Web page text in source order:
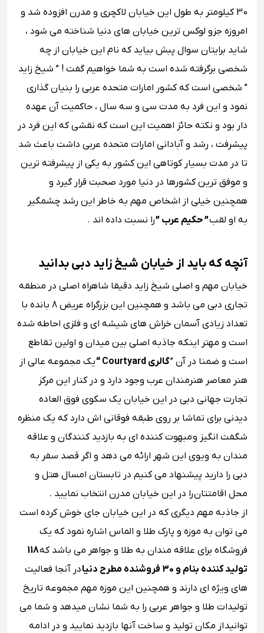
30 کیلومتر به طول این خیابان لاکچری و مدرن افزوده شد و
امروزه جزو لوکس ترین خیابان های دنیا شناخته می شود ،
شاید برایتان سوال پبش بیاید که نام این خیابان از چه
شخصی برگرفته شده است به شما خواهیم گفت ! ” شیخ زاید
” شخصی است که کشور امارات متحده عربی را بنیان گذاری
نمود و این فرد به مدت سی و سه سال ، حاکمیت آن عهده
دار بود و نکته حائز اهمیت این است که نقشی که این فرد در
پیشرفت ، رشد و آبادانی امارات متحده عربی داشت باعث شد
تا در مدت بسیار کوتاهی این کشور به یکی از پیشرفته ترین
و موفق ترین کشورها در دنیا مورد صحبت قرار گیرد و
همچنین خیلی از اشخاص مهم به خاطر این رشد چشمگیر
به او لقب” حکیم عرب ”را نسبت داده اند .
آنچه که باید از خیابان شیخ زاید دبی بدانید
خیابان مهم و اصلی شیخ زاید دقیقا شاهراه اصلی در منطقه
تجاری دبی می باشد و همچنین این بزرگراه عریض 8 بانده با
تعداد زیادی آسمان خراش های شیشه ای و فلزی احاطه شده
است و مهتر اینکه جاذبه اصلی بین میدان و اولین تقاطع
است و ضمنا در آن ”گالری Courtyard “
یک مجموعه عالی از
هنر معاصر هنرمندان عرب وجود دارد و در کنار این مرکز
تجارت جهانی دبی در این خیابان یک سکوی فوق العاده
دیدنی برای تماشا بر روی طبقه فوقانی اش دارد که یک منظره
شگفت انگیز و مبهوت کننده ای به بازدید کنندگان و علاقه
مندان به ویوی این شهر ارائه می دهد و اگر قصد سفر به
دبی را دارید پیشنهاد می کنیم در تابستان امسال هتل و
محل اقامتتانرا در این خیابان مدرن انتخاب نمایید .
از جاذبه مهم دیگری که در این خیابان جای خوش کرده است
می توان به موزه و پارک طلا و الماس اشاره نمود که یک
فروشگاه برای علاقه مندان به طلا و جواهر می باشد که118
تولید کننده بنام و 30 فروشنده مطرح دنیا
در آنجا فعالیت
های ویژه ای دارند و همچنین این موزه مهم مجموعه تاریخ
تولیدات طلا و جواهر عربی را به شما نشان میدهد و شما می
توانید از مکان تولید و ساخت آنها بازدید نمایید و در ادامه